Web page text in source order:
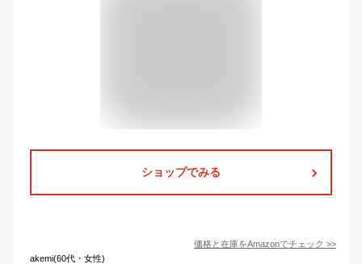
ショップでみる
価格と在庫をAmazonでチェック >>
akemi(60代・女性)